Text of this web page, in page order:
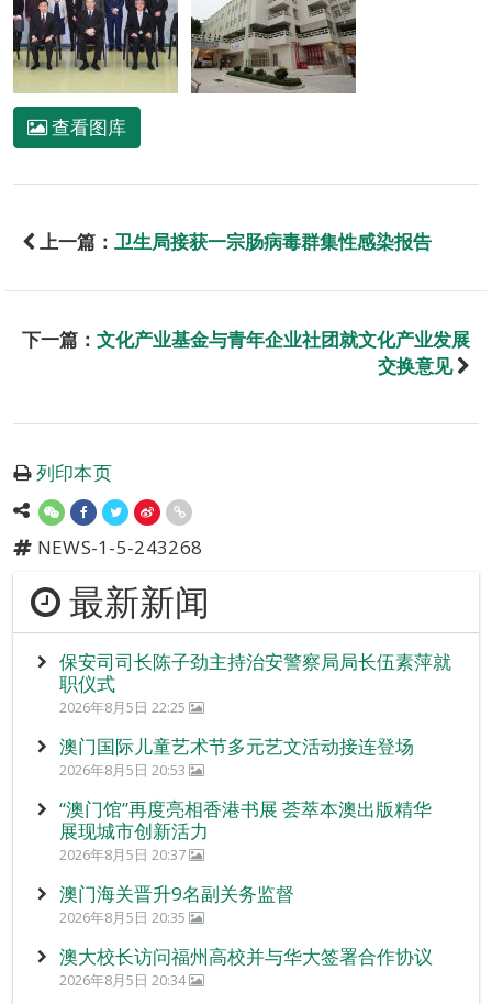
查看图库
上一篇： 卫生局接获一宗肠病毒群集性感染报告
下一篇： 文化产业基金与青年企业社团就文化产业发展
交换意见
列印本页
NEWS-1-5-243268
最新新闻
保安司司长陈子劲主持治安警察局局长伍素萍就
职仪式
2026年8月5日 22:25
澳门国际儿童艺术节多元艺文活动接连登场
2026年8月5日 20:53
“澳门馆”再度亮相香港书展 荟萃本澳出版精华
展现城市创新活力
2026年8月5日 20:37
澳门海关晋升9名副关务监督
2026年8月5日 20:35
澳大校长访问福州高校并与华大签署合作协议
2026年8月5日 20:34